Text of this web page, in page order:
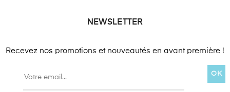
NEWSLETTER
Recevez nos promotions et nouveautés en avant première !
OK